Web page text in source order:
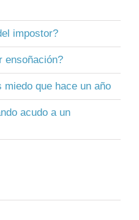
impostor?
ensoñación?
que hace un año
acudo a un